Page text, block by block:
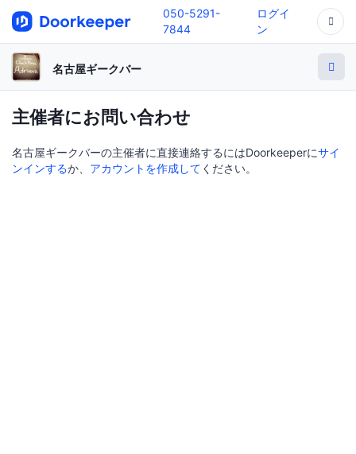
050-5291-
7844
ログイ
ン
名古屋ギークバー
主催者にお問い合わせ
名古屋ギークバーの主催者に直接連絡するにはDoorkeeperにサイ
ンインするか、 アカウントを作成して ください。